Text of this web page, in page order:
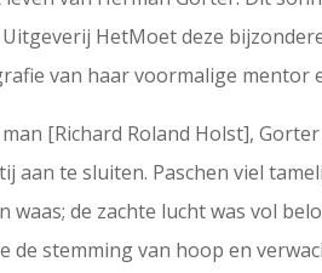
HetMoet deze
van haar voormalige mentor
[Richard Roland Holst],
aan te sluiten. Paschen viel
de zachte lucht was vol
de stemming van hoop en